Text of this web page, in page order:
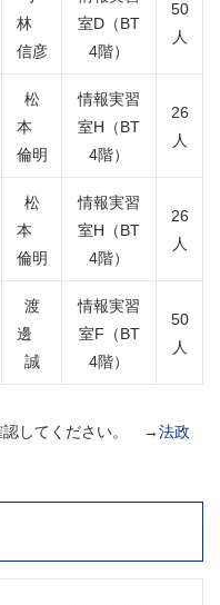
林
信彦
室D（BT
4階）
50
人
松
本
倫明
情報実習
室H（BT
4階）
26
人
松
本
倫明
情報実習
室H（BT
4階）
26
人
渡
邊
誠
情報実習
室F（BT
4階）
50
人
認してください。 →法政